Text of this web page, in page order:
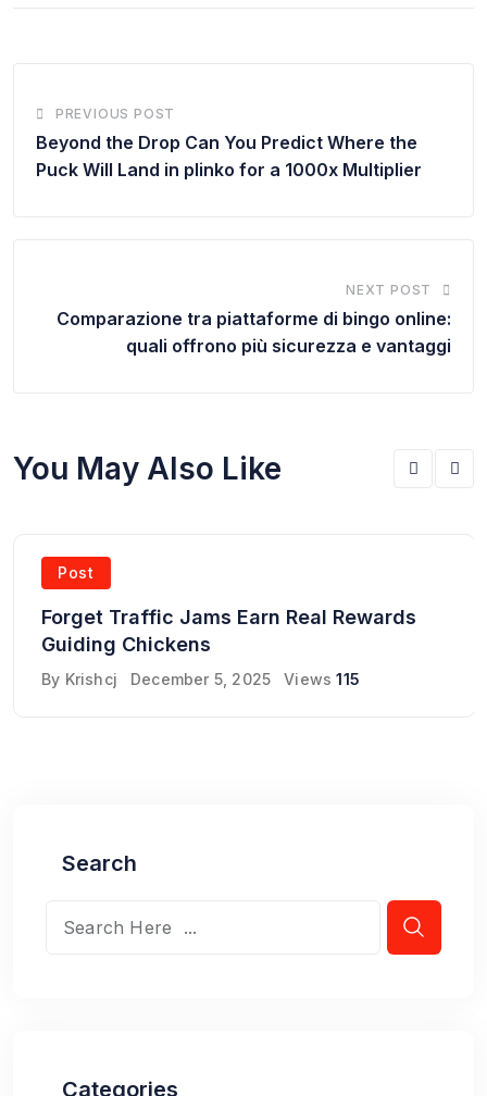
PREVIOUS POST
Beyond the Drop Can You Predict Where the
Puck Will Land in plinko for a 1000x Multiplier
NEXT POST
Comparazione tra piattaforme di bingo online:
quali offrono più sicurezza e vantaggi
You May Also Like
Post
Forget Traffic Jams Earn Real Rewards
Guiding Chickens
By Krishcj December 5, 2025 Views 115
Search
Categories